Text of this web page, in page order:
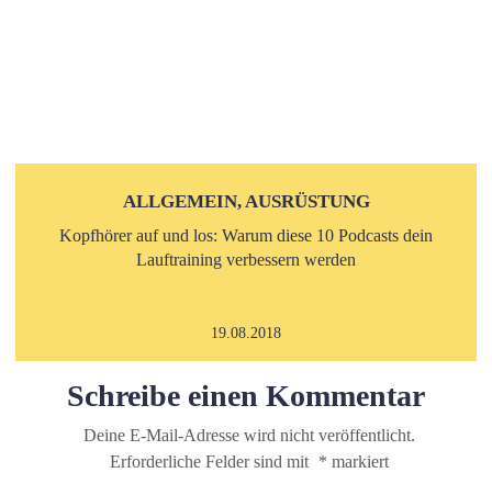
ALLGEMEIN, AUSRÜSTUNG
Kopfhörer auf und los: Warum diese 10 Podcasts dein
Lauftraining verbessern werden
19.08.2018
Schreibe einen Kommentar
Deine E-Mail-Adresse wird nicht veröffentlicht.
Erforderliche Felder sind mit * markiert